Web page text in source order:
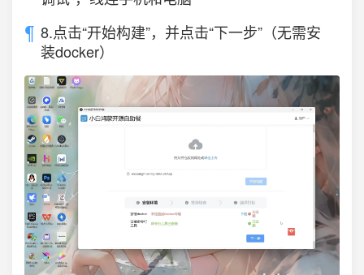
8.点击“开始构建”，并点击“下一步”（无需安
装docker）